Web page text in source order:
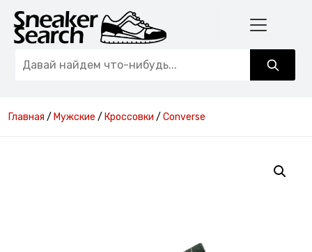
Главная / Мужские / Кроссовки / Converse